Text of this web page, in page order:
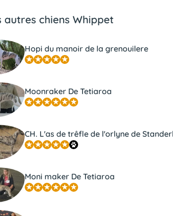
autres chiens Whippet
Hopi du manoir de la grenouilere
Moonraker De Tetiaroa
CH. L'as de trêfle de l'orlyne de
Moni maker De Tetiaroa